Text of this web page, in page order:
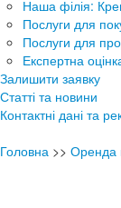
Наша філія:
Послуги для
Послуги для
Експертна
Залишити заявку
Статті та новини
Контактні дані та
Головна >> Оренда